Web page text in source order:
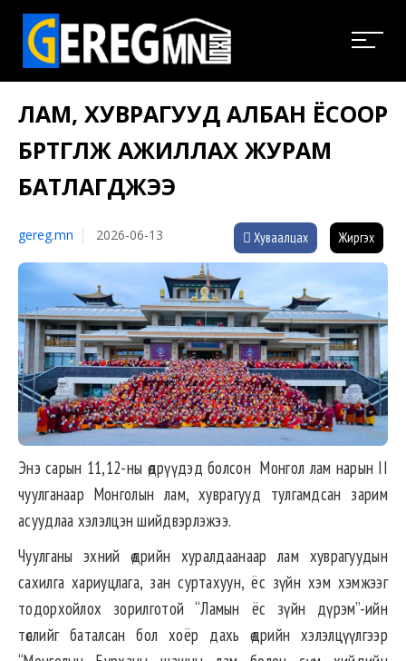
ЛАМ, ХУВРАГУУД АЛБАН ЁСООР
БҮРТГҮҮЛЖ АЖИЛЛАХ ЖУРАМ
БАТЛАГДЖЭЭ
gereg.mn 2026-06-13 Хуваалцах Жиргэх
Энэ сарын 11,12-ны өдрүүдэд болсон Монгол лам нарын II
чуулганаар Монголын лам, хуврагууд тулгамдсан зарим
асуудлаа хэлэлцэн шийдвэрлэжээ.
Чуулганы эхний өдрийн хуралдаанаар лам хуврагуудын
сахилга хариуцлага, зан суртахуун, ёс зүйн хэм хэмжээг
тодорхойлох зорилготой “Ламын ёс зүйн дүрэм”-ийн
төслийг баталсан бол хоёр дахь өдрийн хэлэлцүүлгээр